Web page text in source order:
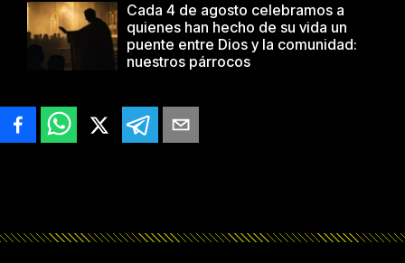
Cada 4 de agosto celebramos a
quienes han hecho de su vida un
puente entre Dios y la comunidad:
nuestros párrocos